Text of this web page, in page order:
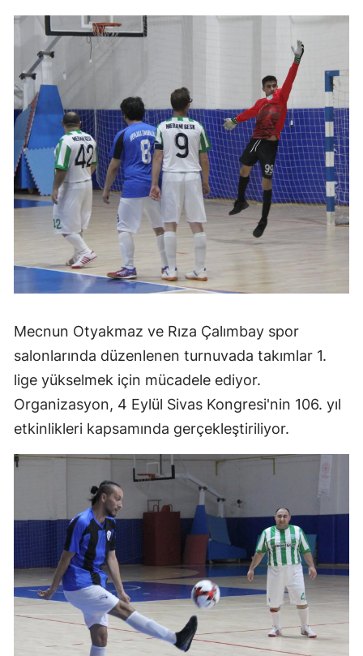
Mecnun Otyakmaz ve Rıza Çalımbay spor
salonlarında düzenlenen turnuvada takımlar 1.
lige yükselmek için mücadele ediyor.
Organizasyon, 4 Eylül Sivas Kongresi'nin 106. yıl
etkinlikleri kapsamında gerçekleştiriliyor.